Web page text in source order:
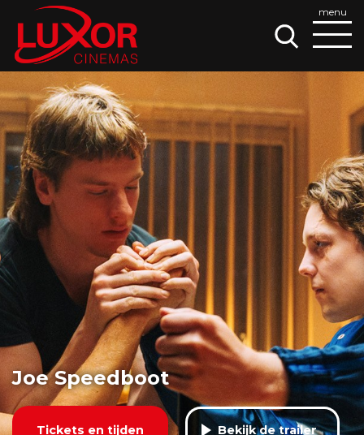
Joe Speedboot
Tickets en tijden Bekijk de trailer